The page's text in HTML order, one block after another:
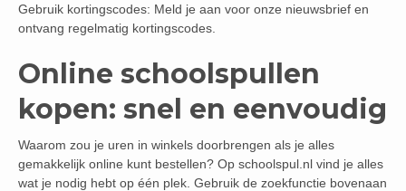
Gebruik kortingscodes: Meld je aan voor onze nieuwsbrief en
ontvang regelmatig kortingscodes.
Online schoolspullen
kopen: snel en eenvoudig
Waarom zou je uren in winkels doorbrengen als je alles
gemakkelijk online kunt bestellen? Op schoolspul.nl vind je alles
wat je nodig hebt op één plek. Gebruik de zoekfunctie bovenaan